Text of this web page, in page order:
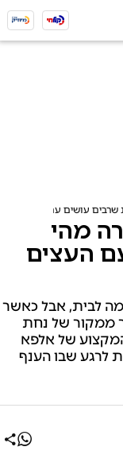
שרבים עושים עם העצים
מהי
העצים
לבית, אבל כאשר
ממקור של נחת
של אלפא
לרגע שבו הענף